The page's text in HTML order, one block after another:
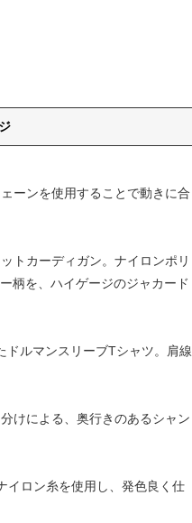
ーンを使用することで動きに合
トカーディガン。ナイロンポリ
柄を、ハイゲージのジャカード
ドルマンスリーブTシャツ。肩線
けによる、奥行きのあるシャン
イロン糸を使用し、発色良く仕